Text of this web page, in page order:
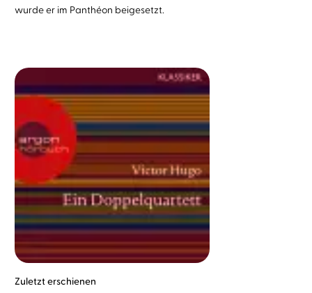
wurde er im Panthéon beigesetzt.
Zuletzt erschienen